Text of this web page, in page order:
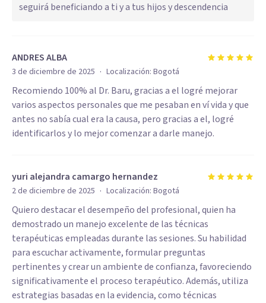
seguirá beneficiando a ti y a tus hijos y descendencia
ANDRES ALBA
3 de diciembre de 2025 · Localización: Bogotá
Recomiendo 100% al Dr. Baru, gracias a el logré mejorar
varios aspectos personales que me pesaban en ví vida y que
antes no sabía cual era la causa, pero gracias a el, logré
identificarlos y lo mejor comenzar a darle manejo.
yuri alejandra camargo hernandez
2 de diciembre de 2025 · Localización: Bogotá
Quiero destacar el desempeño del profesional, quien ha
demostrado un manejo excelente de las técnicas
terapéuticas empleadas durante las sesiones. Su habilidad
para escuchar activamente, formular preguntas
pertinentes y crear un ambiente de confianza, favoreciendo
significativamente el proceso terapéutico. Además, utiliza
estrategias basadas en la evidencia, como técnicas